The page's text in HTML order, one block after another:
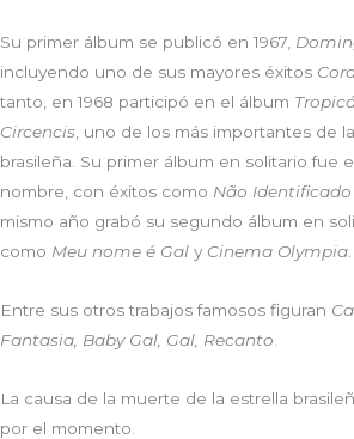
Su primer álbum se publicó en 1967,
incluyendo uno de sus mayores éxitos
tanto, en 1968 participó en el álbum
Circencis , uno de los más importantes de
brasileña. Su primer álbum en solitario fue
nombre, con éxitos como Não Identificado
mismo año grabó su segundo álbum en
como Meu nome é Gal y Cinema Olympia
Entre sus otros trabajos famosos figuran
Fantasia, Baby Gal, Gal, Recanto
La causa de la muerte de la estrella
por el momento.